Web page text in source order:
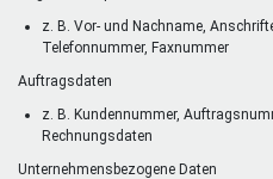
z. B. Vor- und Nachname,
Telefonnummer, Faxnummer
Auftragsdaten
z. B. Kundennummer,
Rechnungsdaten
Unternehmensbezogene Daten